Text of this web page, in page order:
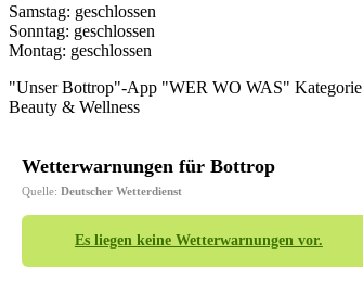
Samstag: geschlossen
Sonntag: geschlossen
Montag: geschlossen
"Unser Bottrop"-App "WER WO WAS" Kategorie
Beauty & Wellness
Wetterwarnungen für Bottrop
Quelle: Deutscher Wetterdienst
Es liegen keine Wetterwarnungen vor.